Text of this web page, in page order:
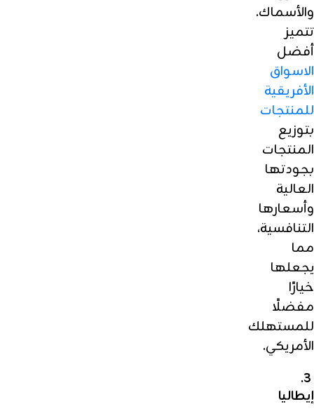
والأسماك.
تتميز
أفضل
الاسواق
الأفريقية
للمنتجات
بتوزيع
المنتجات
بجودتها
العالية
وأسعارها
التنافسية،
مما
يجعلها
خيارًا
مفضلًا
للمستهلك
الأمريكي.
3.
إيطاليا